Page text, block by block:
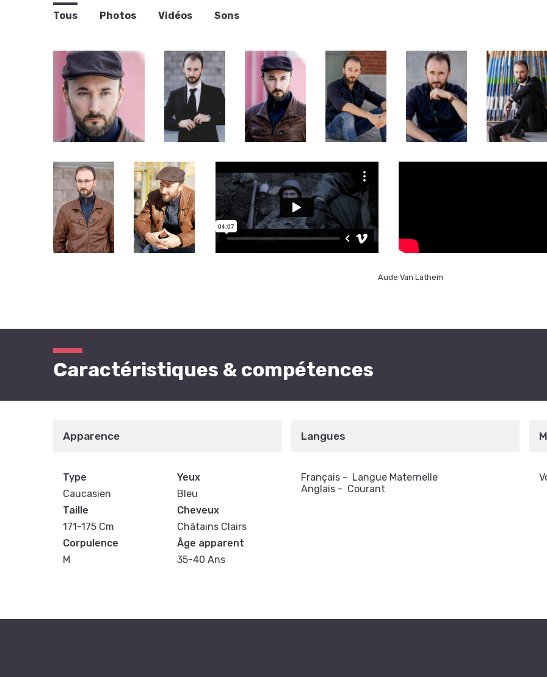
Tous Photos Vidéos Sons
Aude Van Lathem
Caractéristiques & compétences
Apparence
Type
Caucasien
Taille
171-175 Cm
Corpulence
M
Yeux
Bleu
Cheveux
Châtains Clairs
Âge apparent
35-40 Ans
Langues
Français - Langue Maternelle
Anglais - Courant